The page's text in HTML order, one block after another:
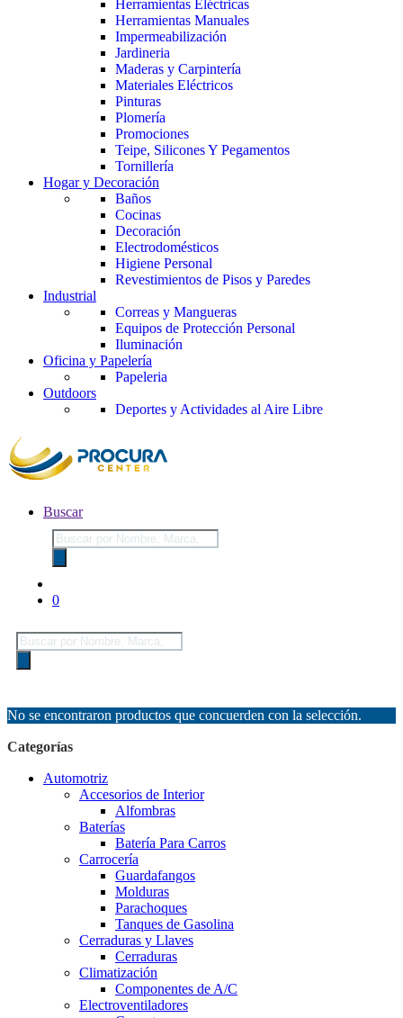
Herramientas Eléctricas
Herramientas Manuales
Impermeabilización
Jardineria
Maderas y Carpintería
Materiales Eléctricos
Pinturas
Plomería
Promociones
Teipe, Silicones Y Pegamentos
Tornillería
Hogar y Decoración
Baños
Cocinas
Decoración
Electrodomésticos
Higiene Personal
Revestimientos de Pisos y Paredes
Industrial
Correas y Mangueras
Equipos de Protección Personal
Iluminación
Oficina y Papelería
Papeleria
Outdoors
Deportes y Actividades al Aire Libre
Buscar
Búsqueda
de
productos
0
Búsqueda
de
productos
No se encontraron productos que concuerden con la selección.
Categorías
Automotriz
Accesorios de Interior
Alfombras
Baterías
Batería Para Carros
Carrocería
Guardafangos
Molduras
Parachoques
Tanques de Gasolina
Cerraduras y Llaves
Cerraduras
Climatización
Componentes de A/C
Electroventiladores